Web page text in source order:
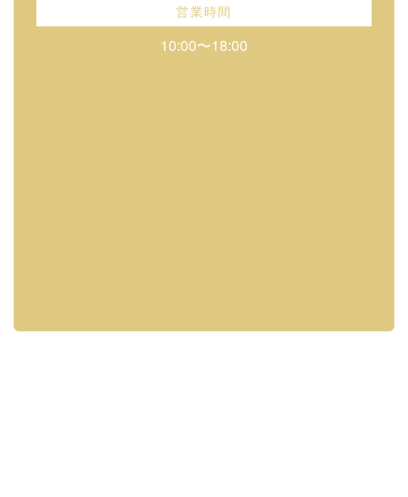
営業時間
10:00〜18:00